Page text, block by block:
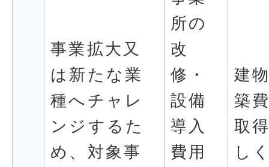
事業拡大又
は新たな業
種へチャレ
ンジするた
め、対象事
所の
改
修・
設備
導入
費用
建
築
取
し